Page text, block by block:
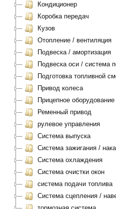
Кондиционер
Коробка передач
Кузов
Отопление / вентиляция
Подвеска / амортизация
Подвеска оси / система
Подготовка топливной
Привод колеса
Прицепное
Ременный привод
рулевое управления
Система выпуска
Система зажигания /
Система охлаждения
Система очистки окон
система подачи топлива
Система сцепления /